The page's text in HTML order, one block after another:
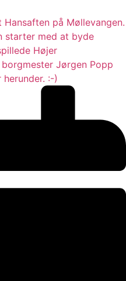
på Møllevangen.
starter med at byde
Højer
Jørgen Popp
:-)